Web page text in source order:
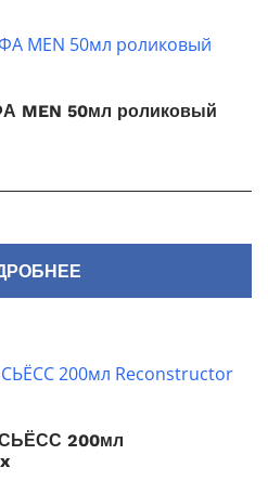
MEN 50мл роликовый
200мл